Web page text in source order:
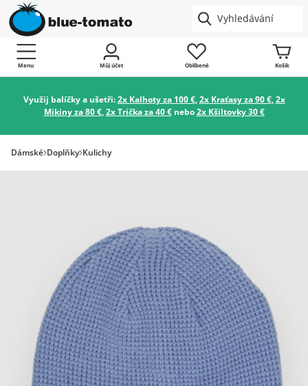
Menu Můj účet Oblíbené Košík
Využij balíčky a ušetři:2x Kalhoty za 100 €,2x Kraťasy za 90 €,2x
Mikiny za 80 €,2x Trička za 40 €nebo2x Kšiltovky 30 €
Dámské Doplňky Kulichy